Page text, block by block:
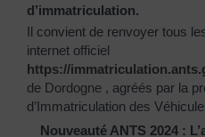
d’immatriculation.
Il convient de renvoyer tous
internet officiel
https://
de Dordogne , agréés par la
d’Immatriculation des
Nouveauté ANTS 2024 :